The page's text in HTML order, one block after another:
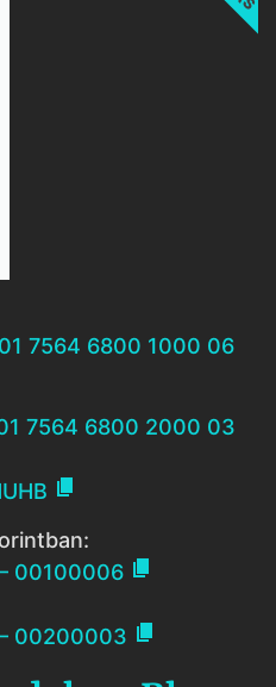
7564 6800 1000 06
7564 6800 2000 03

00100006 
00200003 